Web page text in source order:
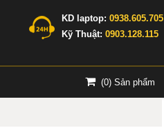
KD laptop:0938.605.705
Kỹ Thuật:0903.128.115
(0) Sản phẩm